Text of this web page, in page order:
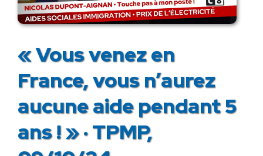
« Vous venez en
France, vous n’aurez
aucune aide pendant 5
ans ! » · TPMP,